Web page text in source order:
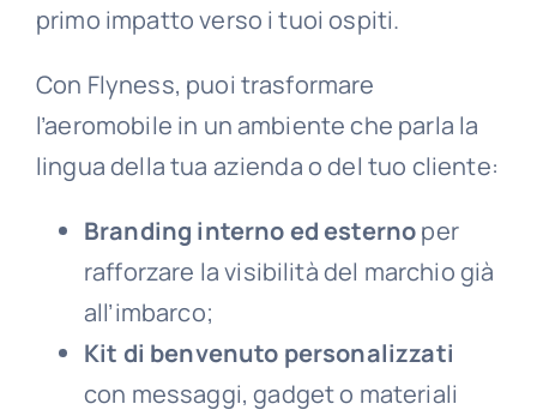
primo impatto verso i tuoi ospiti.
Con Flyness, puoi trasformare
l’aeromobile in un ambiente che parla la
lingua della tua azienda o del tuo cliente:
Branding interno ed esternoper
rafforzare la visibilità del marchio già
all’imbarco;
Kit di benvenuto personalizzati
con messaggi, gadget o materiali